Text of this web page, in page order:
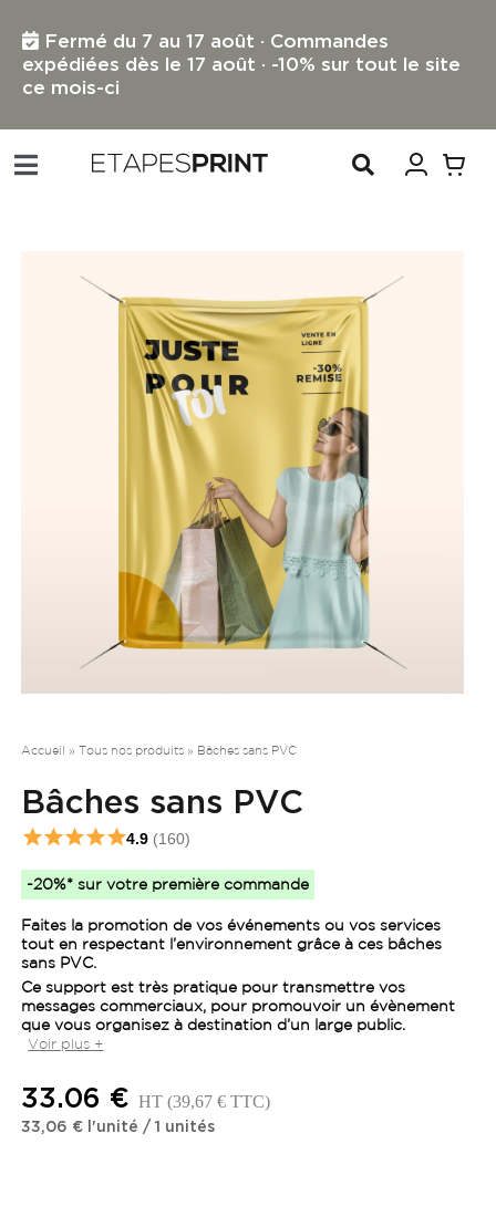
contenuFermé du 7 au 17 août · Commandes
expédiées dès le 17 août · -10% sur tout le site
ce mois-ci
Toggle
IMPRESSION PETIT FORMAT
IMPRESSION GRAND FORMAT
PROFESSIONNELS
Accueil »Tous nos produits » Bâches sans PVC
Bâches sans PVC
4.9 (160)
-20%* sur votre première commande
Faites la promotion de vos événements ou vos services
tout en respectant l’environnement grâce à ces bâches
sans PVC.
Ce support est très pratique pour transmettre vos
messages commerciaux, pour promouvoir un évènement
que vous organisez à destination d’un large public.
Voir plus +
33.06 €HT(39,67 € TTC)
33,06 € l'unité /1 unités